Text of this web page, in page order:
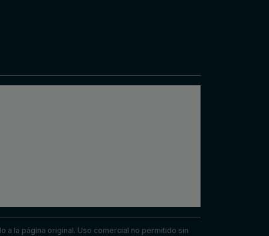
a la página original. Uso comercial no permitido sin